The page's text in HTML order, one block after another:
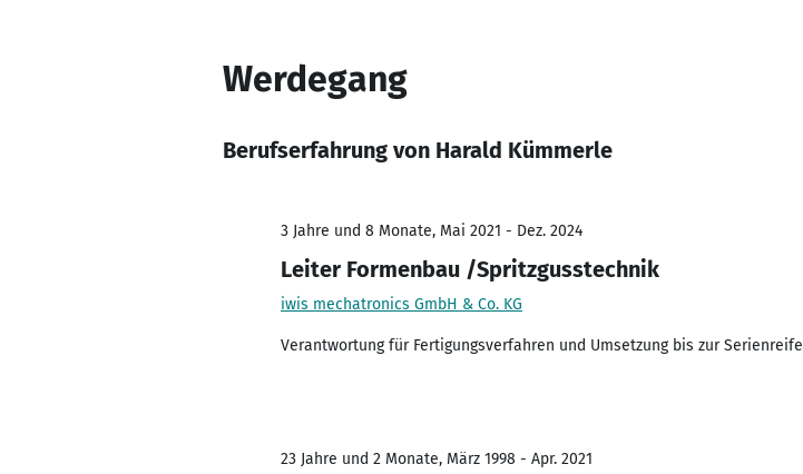
Werdegang
Berufserfahrung von Harald Kümmerle
3 Jahre und 8 Monate, Mai 2021 - Dez. 2024
Leiter Formenbau /Spritzgusstechnik
iwis mechatronics GmbH & Co. KG
Verantwortung für Fertigungsverfahren und Umsetzung bis zur Serienreife
23 Jahre und 2 Monate, März 1998 - Apr. 2021